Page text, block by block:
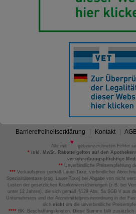
Barrierefreiheitserklärung Kontakt
Alle mit
gekennzeichneten Felder
*inkl. MwSt. Rabatte gelten auf den
verschreibungspflichtige
** Unverbindliche Preisempfehlung
*** Verkaufspreis gemäß Lauer-Taxe; verbindlicher
Spezialitätentaxe (sog. Lauer-Taxe) bei Abgabe von nicht
Lasten der gesetzlichen Krankenversicherungen (z.B. bei
unter 12 Jahren), die sich gemäß §129 Abs. 5a SGB V aus
Unternehmens und der Arzneimittelpreisverordnung in der
sich nicht um die unverbindliche
****BK: Beschaffungskosten. Diese Summe fällt zusätzlich